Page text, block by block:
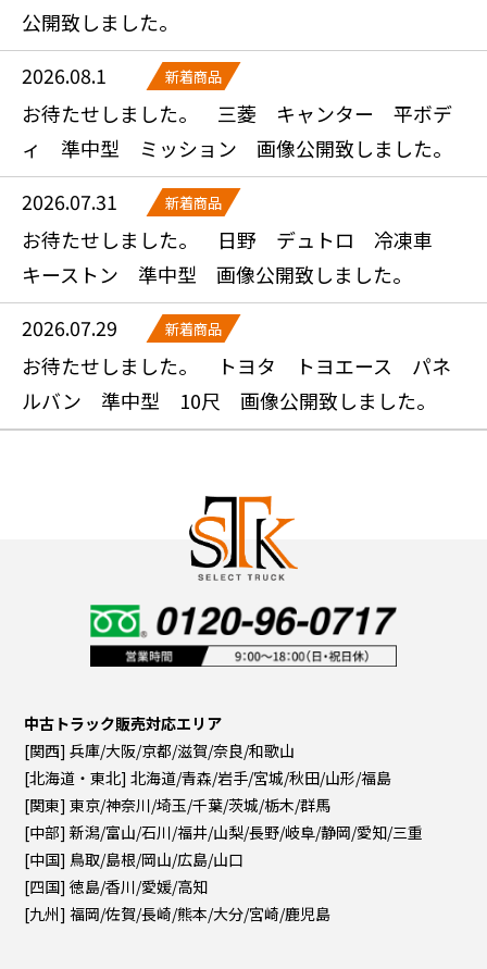
公開致しました。
2026.08.1
新着商品
お待たせしました。 三菱 キャンター 平ボデ
ィ 準中型 ミッション 画像公開致しました。
2026.07.31
新着商品
お待たせしました。 日野 デュトロ 冷凍車
キーストン 準中型 画像公開致しました。
2026.07.29
新着商品
お待たせしました。 トヨタ トヨエース パネ
ルバン 準中型 10尺 画像公開致しました。
中古トラック販売対応エリア
[関西] 兵庫/大阪/京都/滋賀/奈良/和歌山
[北海道・東北] 北海道/青森/岩手/宮城/秋田/山形/福島
[関東] 東京/神奈川/埼玉/千葉/茨城/栃木/群馬
[中部] 新潟/富山/石川/福井/山梨/長野/岐阜/静岡/愛知/三重
[中国] 鳥取/島根/岡山/広島/山口
[四国] 徳島/香川/愛媛/高知
[九州] 福岡/佐賀/長崎/熊本/大分/宮崎/鹿児島